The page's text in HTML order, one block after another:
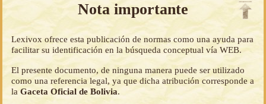
Nota importante
Lexivox ofrece esta publicación de normas como una ayuda para
facilitar su identificación en la búsqueda conceptual vía WEB.
El presente documento, de ninguna manera puede ser utilizado
como una referencia legal, ya que dicha atribución corresponde a
laGaceta Oficial de Bolivia.